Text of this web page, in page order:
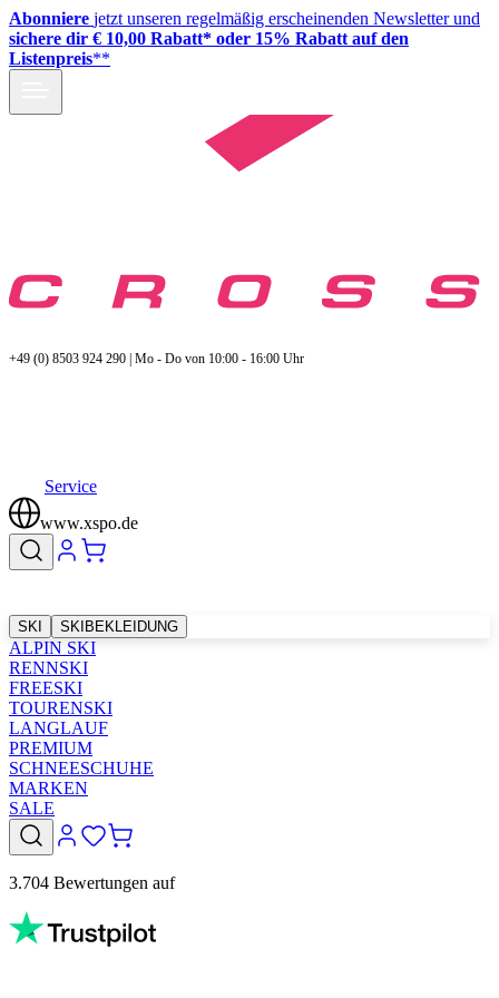
Abonniere jetzt unseren regelmäßig erscheinenden Newsletter und
sichere dir € 10,00 Rabatt* oder 15% Rabatt auf den
Listenpreis**
+49 (0) 8503 924 290 | Mo - Do von 10:00 - 16:00 Uhr
Service
www.xspo.de
SKI SKIBEKLEIDUNG
ALPIN SKI
RENNSKI
FREESKI
TOURENSKI
LANGLAUF
PREMIUM
SCHNEESCHUHE
MARKEN
SALE
3.704 Bewertungen auf